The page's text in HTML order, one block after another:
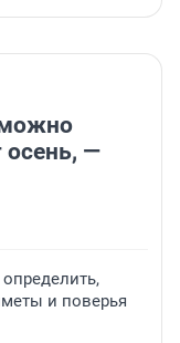
осень, —
и поверья